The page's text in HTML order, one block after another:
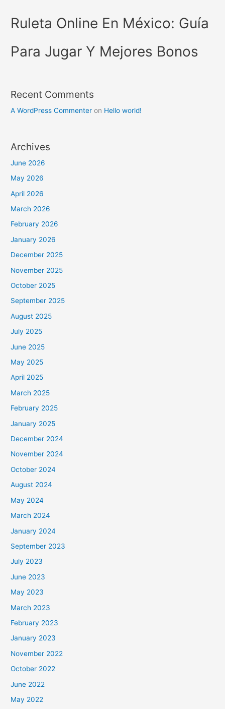
Ruleta Online En México: Guía
Para Jugar Y Mejores Bonos
Recent Comments
A WordPress Commenter on Hello world!
Archives
June 2026
May 2026
April 2026
March 2026
February 2026
January 2026
December 2025
November 2025
October 2025
September 2025
August 2025
July 2025
June 2025
May 2025
April 2025
March 2025
February 2025
January 2025
December 2024
November 2024
October 2024
August 2024
May 2024
March 2024
January 2024
September 2023
July 2023
June 2023
May 2023
March 2023
February 2023
January 2023
November 2022
October 2022
June 2022
May 2022